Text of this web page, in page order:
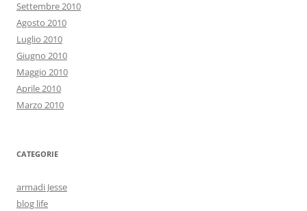
Settembre 2010
Agosto 2010
Luglio 2010
Giugno 2010
Maggio 2010
Aprile 2010
Marzo 2010
CATEGORIE
armadi Jesse
blog life